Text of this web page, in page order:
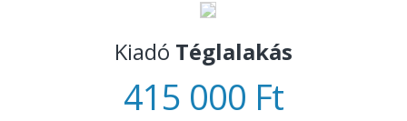
Kiadó Téglalakás
415 000 Ft